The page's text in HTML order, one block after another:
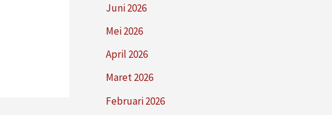
Juni 2026
Mei 2026
April 2026
Maret 2026
Februari 2026